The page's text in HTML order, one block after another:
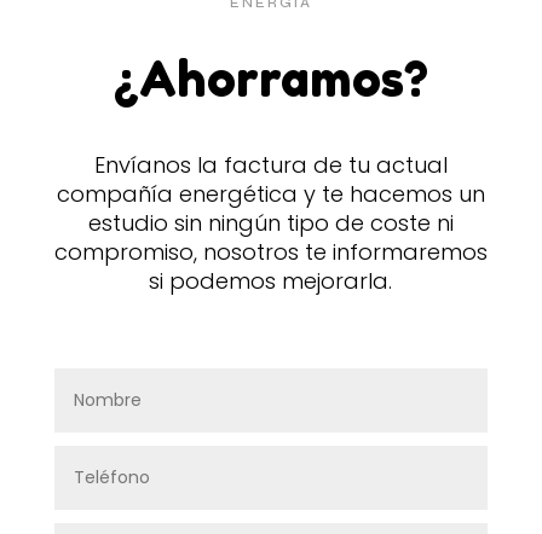
¿Ahorramos?
Envíanos la factura de tu actual
compañía energética y te hacemos un
estudio sin ningún tipo de coste ni
compromiso, nosotros te informaremos
si podemos mejorarla.